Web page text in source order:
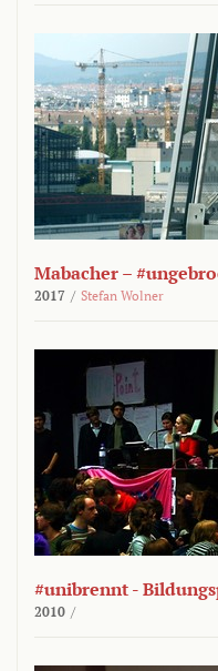
Mabacher –
2017 / Stefan Wolner
#unibrennt -
2010 /